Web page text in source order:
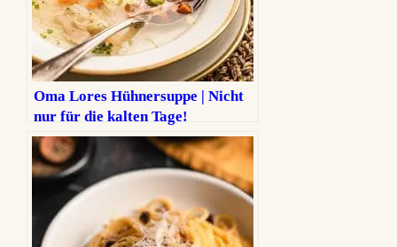
Oma Lores Hühnersuppe | Nicht
nur für die kalten Tage!